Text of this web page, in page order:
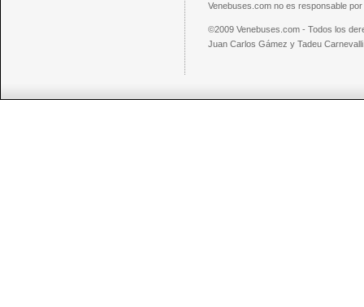
Venebuses.com no es responsable
©2009 Venebuses.com - Todos los
Juan Carlos Gámez y Tadeu Carnevalli